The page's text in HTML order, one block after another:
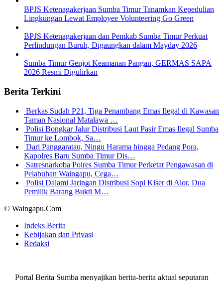
BPJS Ketenagakerjaan Sumba Timur Tanamkan Kepedulian
Lingkungan Lewat Employee Volunteering Go Green
BPJS Ketenagakerjaan dan Pemkab Sumba Timur Perkuat
Perlindungan Buruh, Digaungkan dalam Mayday 2026
Sumba Timur Genjot Keamanan Pangan, GERMAS SAPA
2026 Resmi Digulirkan
Berita Terkini
Berkas Sudah P21, Tiga Penambang Emas Ilegal di Kawasan
Taman Nasional Matalawa …
Polisi Bongkar Jalur Distribusi Laut Pasir Emas Ilegal Sumba
Timur ke Lombok, Sa…
Dari Panggaratau, Ningu Harama hingga Pedang Pora,
Kapolres Baru Sumba Timur Dis…
Satresnarkoba Polres Sumba Timur Perketat Pengawasan di
Pelabuhan Waingapu, Cega…
Polisi Dalami Jaringan Distribusi Sopi Kiser di Alor, Dua
Pemilik Barang Bukti M…
© Waingapu.Com
Indeks Berita
Kebijakan dan Privasi
Redaksi
Portal Berita Sumba menyajikan berita-berita aktual seputaran